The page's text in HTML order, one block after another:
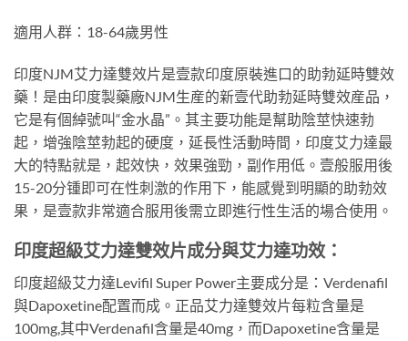
適用人群：18-64歲男性
印度NJM艾力達雙效片是壹款印度原裝進口的助勃延時雙效
藥！是由印度製藥廠NJM生産的新壹代助勃延時雙效産品，
它是有個綽號叫“金水晶”。其主要功能是幫助陰莖快速勃
起，增強陰莖勃起的硬度，延長性活動時間，印度艾力達最
大的特點就是，起效快，效果強勁，副作用低。壹般服用後
15-20分锺即可在性刺激的作用下，能感覺到明顯的助勃效
果，是壹款非常適合服用後需立即進行性生活的場合使用。
印度超級艾力達雙效片成分與艾力達功效：
印度超級艾力達Levifil Super Power主要成分是：Verdenafil
與Dapoxetine配置而成。正品艾力達雙效片每粒含量是
100mg,其中Verdenafil含量是40mg，而Dapoxetine含量是